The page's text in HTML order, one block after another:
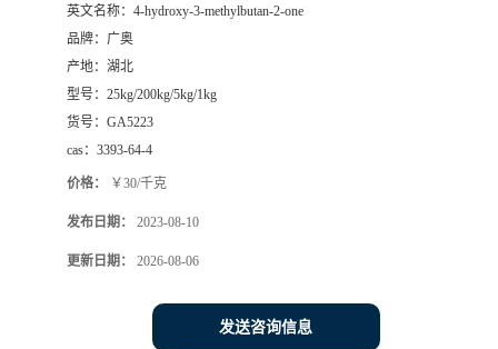
英文名称： 4-hydroxy-3-methylbutan-2-one
品牌： 广奥
产地： 湖北
型号： 25kg/200kg/5kg/1kg
货号： GA5223
cas： 3393-64-4
价格： ￥30/千克
发布日期： 2023-08-10
更新日期： 2026-08-06
发送咨询信息